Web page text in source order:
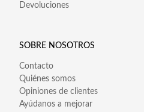
Devoluciones
SOBRE NOSOTROS
Contacto
Quiénes somos
Opiniones de clientes
Ayúdanos a mejorar